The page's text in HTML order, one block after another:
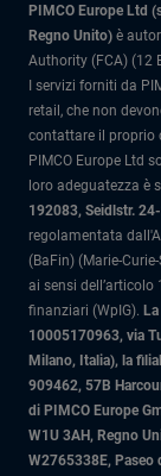
PIMCO Europe Ltd
Regno Unito) è
Authority (FCA) (12
I servizi forniti da
retail, che non
contattare il proprio
PIMCO Europe Ltd
loro adeguatezza è
192083, Seidlstr.
regolamentata
(BaFin) (Marie-
ai sensi
finanziari (WpIG).
10005170963, via
Milano, Italia), la
909462, 57B
di PIMCO Europe
W1U 3AH, Regno
W2765338E, Paseo